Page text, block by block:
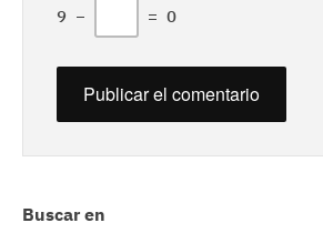
Buscar en
9 − = 0